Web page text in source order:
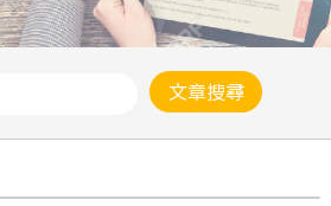
文章搜尋